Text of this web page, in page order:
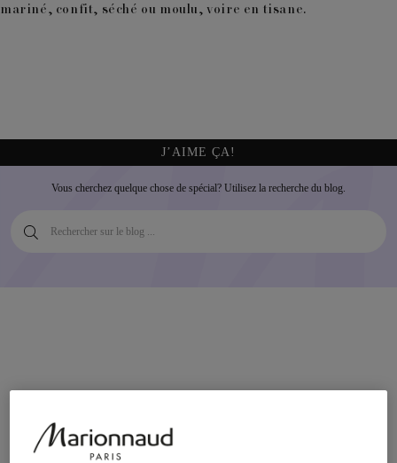
mariné, confit, séché ou moulu, voire en tisane.
J’AIME ÇA!
Vous cherchez quelque chose de spécial? Utilisez la recherche du blog.